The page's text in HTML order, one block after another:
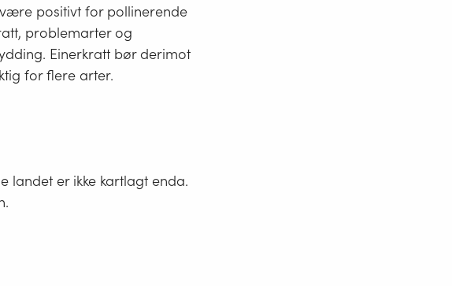
positivt for pollinerende
problemarter og
Einerkratt bør derimot
for flere arter.
landet er ikke kartlagt enda.